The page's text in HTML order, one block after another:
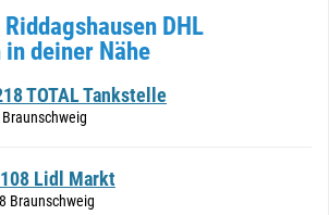
DHL
deiner Nähe
TOTAL Tankstelle
Lidl Markt
Braunschweig